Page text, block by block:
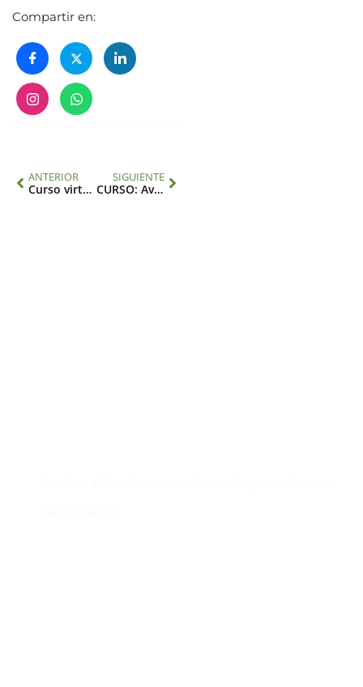
Compartir en:
ANTERIOR
Curso virtual “Datos Satelitales para Monitorear el Cambio Ambiental Regional”
SIGUIENTE
CURSO: Avances en investigación transdisciplinaria sobre el cambio ambiental global en América Latina y el Caribe